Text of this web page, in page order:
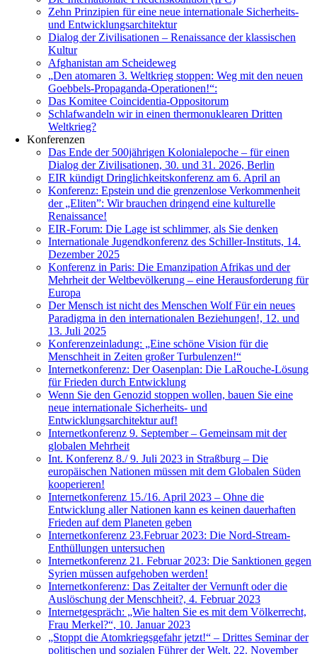
­Zehn Prinzipien für eine neue internationale Sicherheits-
und Entwicklungsarchitektur
Dialog der Zivilisationen – Renaissance der klassischen
Kultur
Afghanistan am Scheideweg
„Den atomaren 3. Weltkrieg stoppen: Weg mit den neuen
Goebbels-Propaganda-Operationen!“:
Das Komitee Coincidentia-Oppositorum
Schlafwandeln wir in einen thermonuklearen Dritten
Weltkrieg?
Konferenzen
Das Ende der 500jährigen Kolonialepoche – für einen
Dialog der Zivilisationen, 30. und 31. 2026, Berlin
EIR kündigt Dringlichkeitskonferenz am 6. April an
Konferenz: Epstein und die grenzenlose Verkommenheit
der „Eliten”: Wir brauchen dringend eine kulturelle
Renaissance!
EIR-Forum: Die Lage ist schlimmer, als Sie denken
Internationale Jugendkonferenz des Schiller-Instituts, 14.
Dezember 2025
Konferenz in Paris: Die Emanzipation Afrikas und der
Mehrheit der Weltbevölkerung – eine Herausforderung für
Europa
Der Mensch ist nicht des Menschen Wolf Für ein neues
Paradigma in den internationalen Beziehungen!, 12. und
13. Juli 2025
Konferenzeinladung: „Eine schöne Vision für die
Menschheit in Zeiten großer Turbulenzen!“
Internetkonferenz: Der Oasenplan: Die LaRouche-Lösung
für Frieden durch Entwicklung
Wenn Sie den Genozid stoppen wollen, bauen Sie eine
neue internationale Sicherheits- und
Entwicklungsarchitektur auf!
Internetkonferenz 9. September – Gemeinsam mit der
globalen Mehrheit
Int. Konferenz 8./ 9. Juli 2023 in Straßburg – Die
europäischen Nationen müssen mit dem Globalen Süden
kooperieren!
Internetkonferenz 15./16. April 2023 – Ohne die
Entwicklung aller Nationen kann es keinen dauerhaften
Frieden auf dem Planeten geben
Internetkonferenz 23.Februar 2023: Die Nord-Stream-
Enthüllungen untersuchen
Internetkonferenz 21. Februar 2023: Die Sanktionen gegen
Syrien müssen aufgehoben werden!
Internetkonferenz: Das Zeitalter der Vernunft oder die
Auslöschung der Menschheit?, 4. Februar 2023
Internetgespräch: „Wie halten Sie es mit dem Völkerrecht,
Frau Merkel?“, 10. Januar 2023
„Stoppt die Atomkriegsgefahr jetzt!“ – Drittes Seminar der
politischen und sozialen Führer der Welt, 22. November